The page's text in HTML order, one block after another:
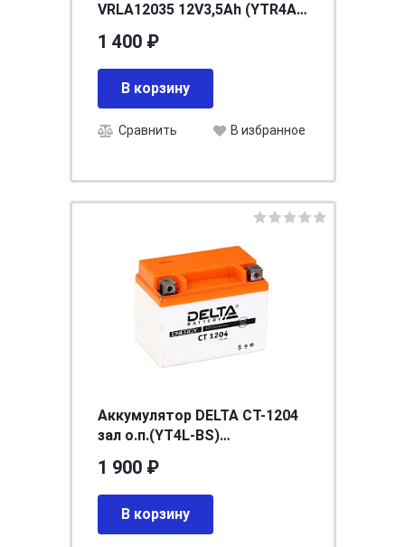
VRLA12035 12V3,5Аh (YTR4A-
[д113ш49в85/50]
1 400 ₽
В корзину
Сравнить В избранное
Аккумулятор DELTA СТ-1204
зал о.п.(YT4L-BS)
1 900 ₽
В корзину